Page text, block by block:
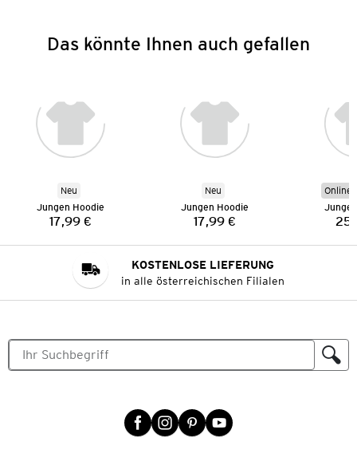
Das könnte Ihnen auch gefallen
Neu
Jungen Hoodie
Preis:
17,99 €
Neu
Jungen Hoodie
Preis:
17,99 €
Online
KOSTENLOSE LIEFERUNG
in alle österreichischen Filialen